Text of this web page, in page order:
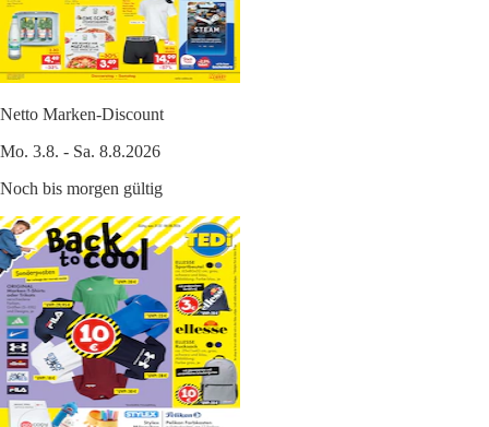
Netto Marken-Discount
Mo. 3.8. - Sa. 8.8.2026
Noch bis morgen gültig